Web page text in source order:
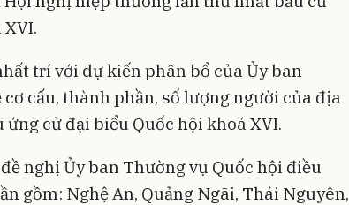
trí với dự kiến phân bổ của Ủy ban
cấu, thành phần, số lượng người của địa
cử đại biểu Quốc hội khoá XVI.
nghị Ủy ban Thường vụ Quốc hội điều
gồm: Nghệ An, Quảng Ngãi, Thái Nguyên,